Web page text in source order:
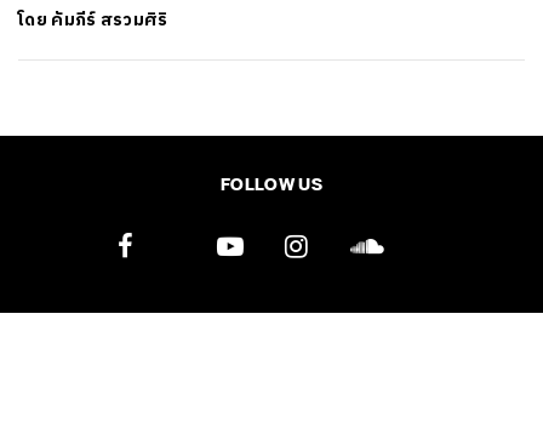
โดย คัมภีร์ สรวมศิริ
FOLLOW US
SHARE TWEET LINE EMAIL